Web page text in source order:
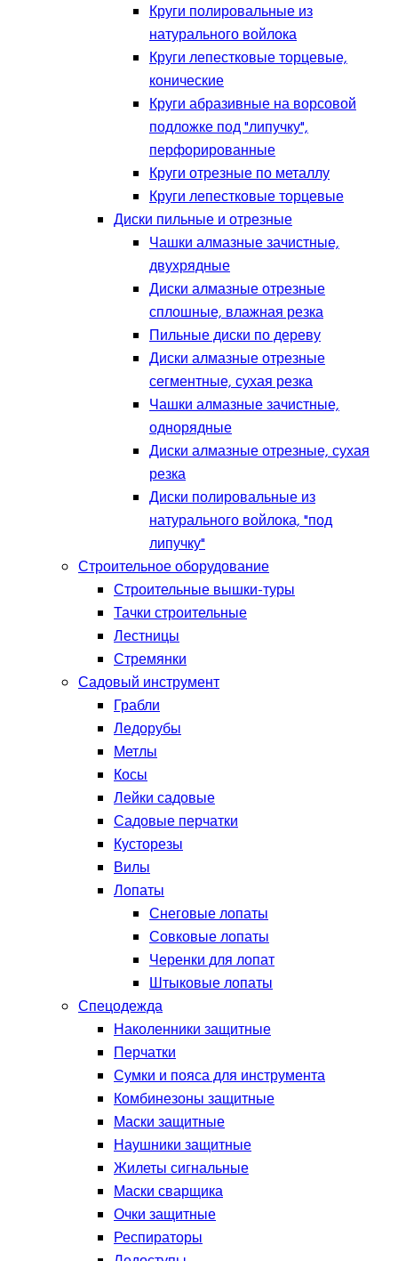
Круги полировальные из
натурального войлока
Круги лепестковые торцевые,
конические
Круги абразивные на ворсовой
подложке под "липучку",
перфорированные
Круги отрезные по металлу
Круги лепестковые торцевые
Диски пильные и отрезные
Чашки алмазные зачистные,
двухрядные
Диски алмазные отрезные
сплошные, влажная резка
Пильные диски по дереву
Диски алмазные отрезные
сегментные, сухая резка
Чашки алмазные зачистные,
однорядные
Диски алмазные отрезные, сухая
резка
Диски полировальные из
натурального войлока, "под
липучку"
Строительное оборудование
Строительные вышки-туры
Тачки строительные
Лестницы
Стремянки
Садовый инструмент
Грабли
Ледорубы
Метлы
Косы
Лейки садовые
Садовые перчатки
Кусторезы
Вилы
Лопаты
Снеговые лопаты
Совковые лопаты
Черенки для лопат
Штыковые лопаты
Спецодежда
Наколенники защитные
Перчатки
Сумки и пояса для инструмента
Комбинезоны защитные
Маски защитные
Наушники защитные
Жилеты сигнальные
Маски сварщика
Очки защитные
Респираторы